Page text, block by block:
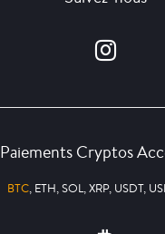
Paiements Cryptos
BTC, ETH, SOL, XRP, USDT,